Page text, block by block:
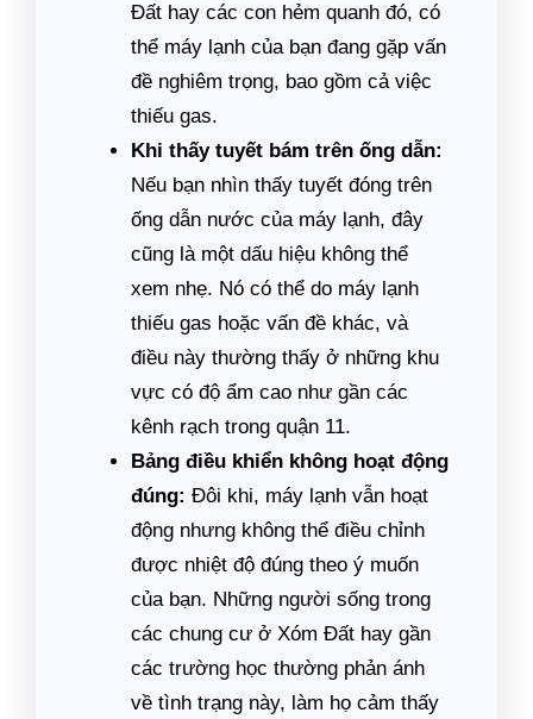
Đất hay các con hẻm quanh đó, có
thể máy lạnh của bạn đang gặp vấn
đề nghiêm trọng, bao gồm cả việc
thiếu gas.
Khi thấy tuyết bám trên ống dẫn:
Nếu bạn nhìn thấy tuyết đóng trên
ống dẫn nước của máy lạnh, đây
cũng là một dấu hiệu không thể
xem nhẹ. Nó có thể do máy lạnh
thiếu gas hoặc vấn đề khác, và
điều này thường thấy ở những khu
vực có độ ẩm cao như gần các
kênh rạch trong quận 11.
Bảng điều khiển không hoạt động
đúng: Đôi khi, máy lạnh vẫn hoạt
động nhưng không thể điều chỉnh
được nhiệt độ đúng theo ý muốn
của bạn. Những người sống trong
các chung cư ở Xóm Đất hay gần
các trường học thường phản ánh
về tình trạng này, làm họ cảm thấy